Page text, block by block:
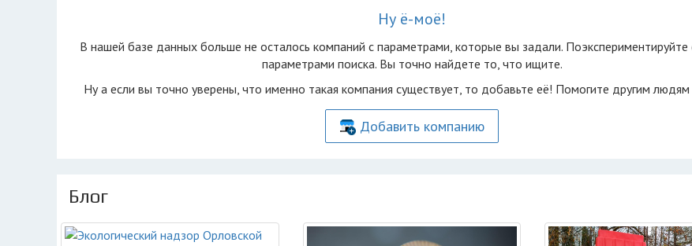
Ну ё-моё!
В нашей базе данных больше не осталоcь компаний с параметрами, которые вы задали. Поэкспериментируйте
параметрами поиска. Вы точно найдете то, что ищите.
Ну а если вы точно уверены, что именно такая компания существует, то добавьте её! Помогите другим людям
Добавить компанию
Блог